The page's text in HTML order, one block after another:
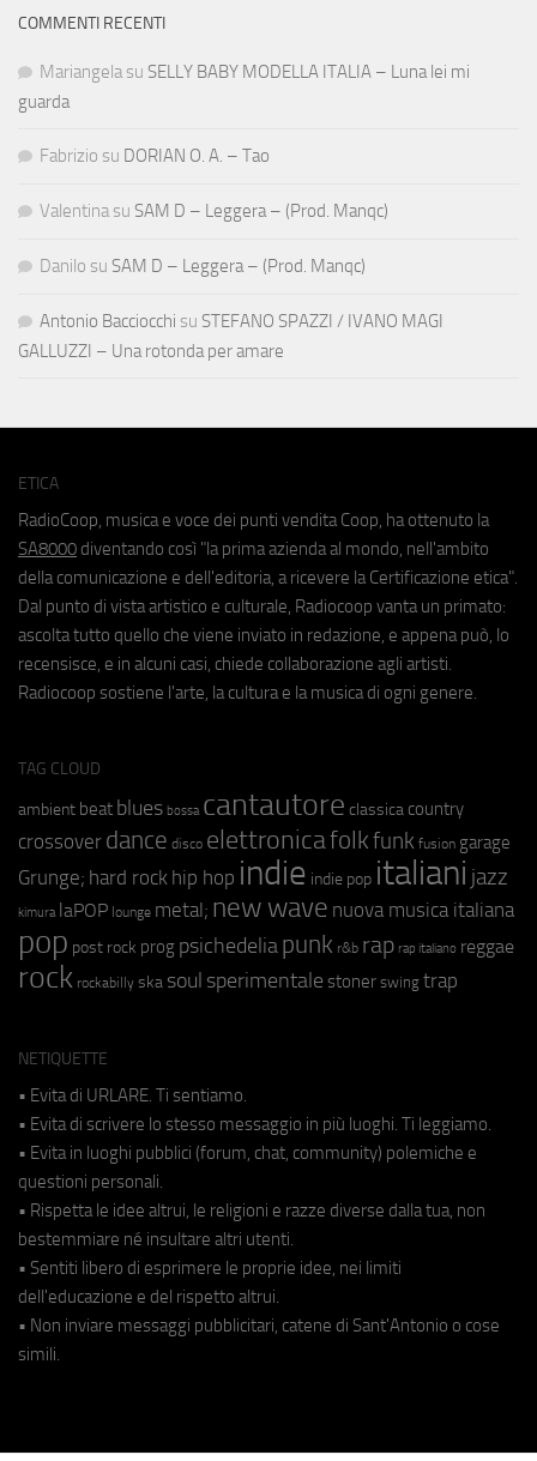
COMMENTI RECENTI
Mariangela su SELLY BABY MODELLA ITALIA – Luna lei mi
guarda
Fabrizio su DORIAN O. A. – Tao
Valentina su SAM D – Leggera – (Prod. Manqc)
Danilo su SAM D – Leggera – (Prod. Manqc)
Antonio Bacciocchi su STEFANO SPAZZI / IVANO MAGI
GALLUZZI – Una rotonda per amare
ETICA
RadioCoop, musica e voce dei punti vendita Coop, ha ottenuto la
SA8000 diventando così "la prima azienda al mondo, nell'ambito
della comunicazione e dell'editoria, a ricevere la Certificazione etica".
Dal punto di vista artistico e culturale, Radiocoop vanta un primato:
ascolta tutto quello che viene inviato in redazione, e appena può, lo
recensisce, e in alcuni casi, chiede collaborazione agli artisti.
Radiocoop sostiene l'arte, la cultura e la musica di ogni genere.
TAG CLOUD
ambient beat blues bossa cantautore classica country
crossover dance disco elettronicafolkfunk fusion garage
Grunge; hard rock hip hop indie indie pop italiani jazz
kimura laPOP lounge metal; new wave nuova musica italiana
pop post rock prog psichedeliapunk r&b rap rap italiano reggae
rock rockabilly ska soul sperimentale stoner swing trap
NETIQUETTE
• Evita di URLARE. Ti sentiamo.
• Evita di scrivere lo stesso messaggio in più luoghi. Ti leggiamo.
• Evita in luoghi pubblici (forum, chat, community) polemiche e
questioni personali.
• Rispetta le idee altrui, le religioni e razze diverse dalla tua, non
bestemmiare né insultare altri utenti.
• Sentiti libero di esprimere le proprie idee, nei limiti
dell'educazione e del rispetto altrui.
• Non inviare messaggi pubblicitari, catene di Sant'Antonio o cose
simili.